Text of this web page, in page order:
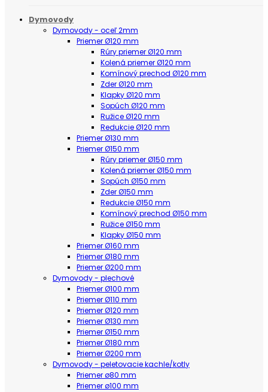
Dymovody
Dymovody - oceľ 2mm
Priemer Ø120 mm
Rúry priemer Ø120 mm
Kolená priemer Ø120 mm
Komínový prechod Ø120 mm
Zder Ø120 mm
Klapky Ø120 mm
Sopúch Ø120 mm
Ružice Ø120 mm
Redukcie Ø120 mm
Priemer Ø130 mm
Priemer Ø150 mm
Rúry priemer Ø150 mm
Kolená priemer Ø150 mm
Sopúch Ø150 mm
Zder Ø150 mm
Redukcie Ø150 mm
Komínový prechod Ø150 mm
Ružice Ø150 mm
Klapky Ø150 mm
Priemer Ø160 mm
Priemer Ø180 mm
Priemer Ø200 mm
Dymovody - plechové
Priemer Ø100 mm
Priemer Ø110 mm
Priemer Ø120 mm
Priemer Ø130 mm
Priemer Ø150 mm
Priemer Ø180 mm
Priemer Ø200 mm
Dymovody - peletovacie kachle/kotly
Priemer ø80 mm
Priemer ø100 mm